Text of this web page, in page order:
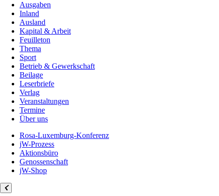
Ausgaben
Inland
Ausland
Kapital & Arbeit
Feuilleton
Thema
Sport
Betrieb & Gewerkschaft
Beilage
Leserbriefe
Verlag
Veranstaltungen
Termine
Über uns
Rosa-Luxemburg-Konferenz
jW-Prozess
Aktionsbüro
Genossenschaft
jW-Shop